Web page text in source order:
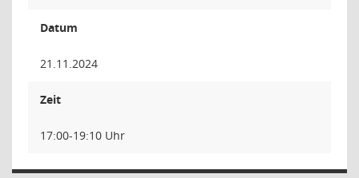
Datum
21.11.2024
Zeit
17:00-19:10 Uhr